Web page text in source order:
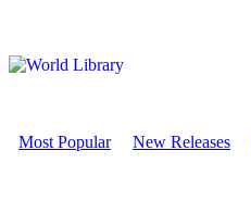
Most Popular New Releases